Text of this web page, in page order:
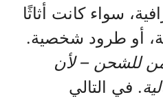
سواء كانت أثاثًا
أو طرود شخصية.
للشحن – لأن
. في التالي